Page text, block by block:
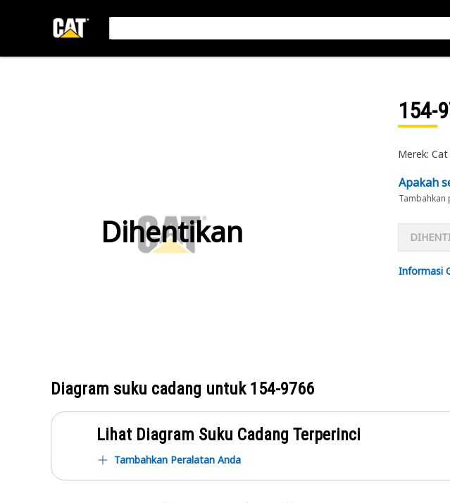
Dihentikan
154-
Merek: Cat
Apakah
Tambahkan
Informasi
Diagram suku cadang untuk154-9766
Lihat Diagram Suku Cadang Terperinci
Tambahkan Peralatan Anda